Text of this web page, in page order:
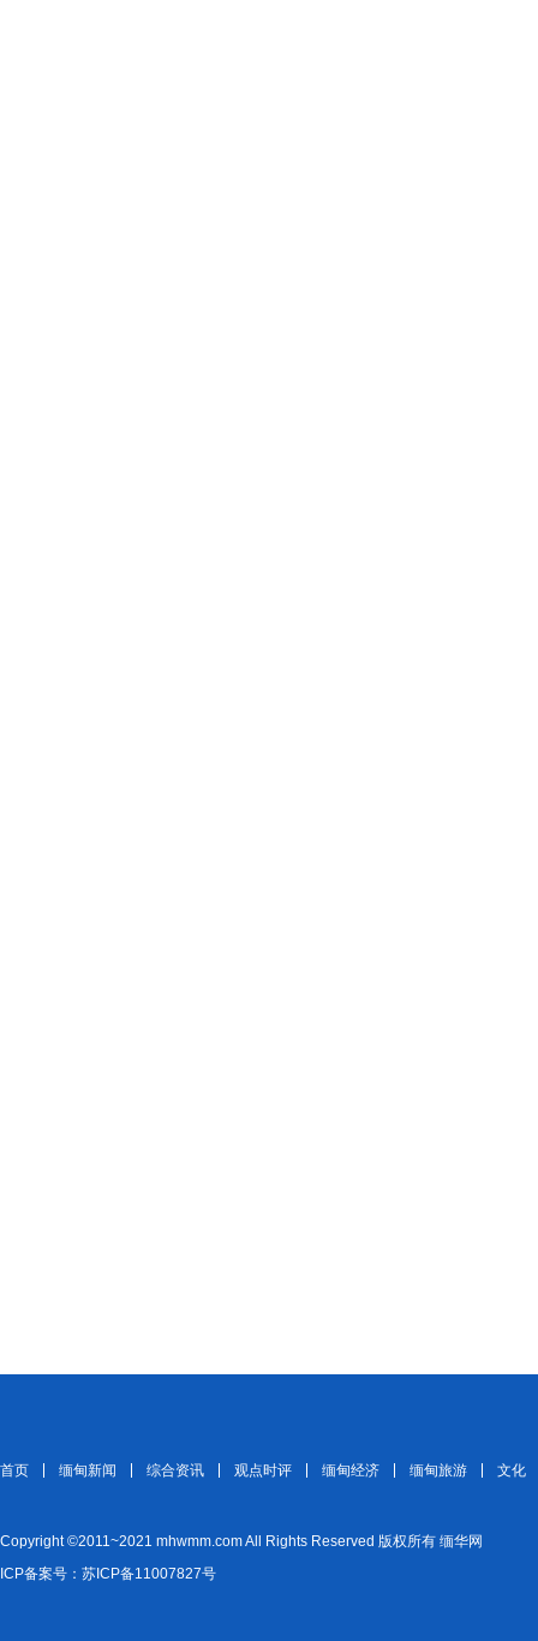
首页 缅甸新闻 综合资讯 观点时评 缅甸经济 缅甸旅游 文化
Copyright ©2011~2021 mhwmm.com All Rights Reserved 版权所有 缅华网
ICP备案号：苏ICP备11007827号